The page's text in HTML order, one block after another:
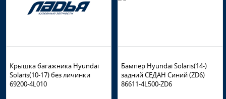
Крышка багажника Hyundai
Solaris(10-17) без личинки
69200-4L010
Бампер Hyundai Solaris(14-)
задний СЕДАН Синий (ZD6)
86611-4L500-ZD6